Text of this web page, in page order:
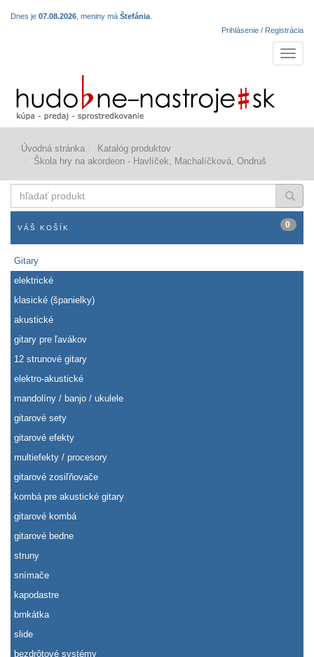
Dnes je 07.08.2026 , meniny má Štefánia
Prihlásenie / Registrácia
Úvodná stránka
Katalóg produktov
Škola hry na akordeon - Havlíček, Machalíčková, Ondruš
produkt
VÁŠ KOŠÍK 0
Gitary
elektrické
klasické (španielky)
akustické
gitary pre ľavákov
12 strunové gitary
elektro-akustické
mandolíny / banjo / ukulele
gitarové sety
gitarové efekty
multiefekty / procesory
gitarové zosiľňovače
kombá pre akustické gitary
gitarové kombá
gitarové bedne
struny
snímače
kapodastre
brnkátka
slide
bezdrôtové systémy